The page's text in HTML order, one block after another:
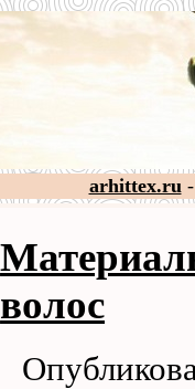
arhittex.ru-
волос